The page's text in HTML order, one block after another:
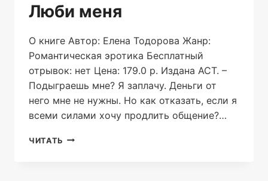
Люби меня
О книге Автор: Елена Тодорова Жанр:
Романтическая эротика Бесплатный
отрывок: нет Цена: 179.0 р. Издана АСТ. –
Подыграешь мне? Я заплачу. Деньги от
него мне не нужны. Но как отказать, если я
всеми силами хочу продлить общение?…
ЧИТАТЬ ЛЮБИ